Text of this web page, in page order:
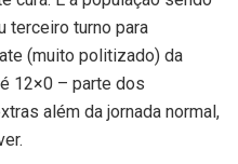
terceiro turno para
(muito politizado) da
12×0 – parte dos
além da jornada normal,